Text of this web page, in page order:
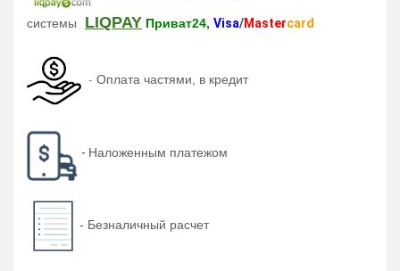
системы LIQPAY Приват24, Visa/Mastercard
- Оплата частями, в кредит
- Наложенным платежом
- Безналичный расчет